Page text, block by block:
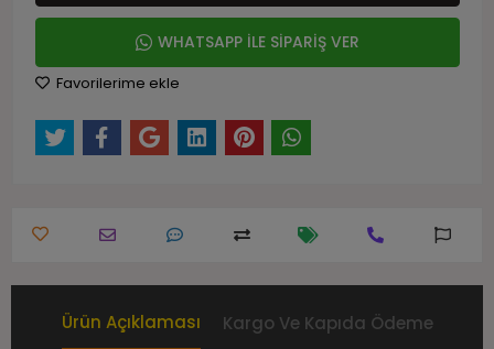
WHATSAPP İLE SİPARİŞ VER
Favorilerime ekle
Ürün Açıklaması Kargo Ve Kapıda Ödeme